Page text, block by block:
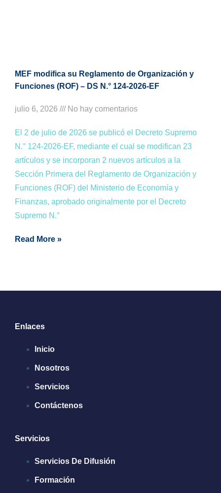
MEF modifica su Reglamento de Organización y
Funciones (ROF) – DS N.° 124-2026-EF
julio 6, 2026 No hay comentarios
El 2 de julio de 2026 se publicó el Decreto Supremo
N.° 124-2026-EF, mediante el cual se modifican 23
artículos y se incorporan 2 nuevos artículos a la
Sección Primera del Reglamento de Organización y
Funciones (ROF) del Ministerio de Economía y
Finanzas, aprobado originalmente por el Decreto
Supremo N.°
Read More »
Enlaces
Inicio
Nosotros
Servicios
Contáctenos
Servicios
Servicios De Difusión
Formación